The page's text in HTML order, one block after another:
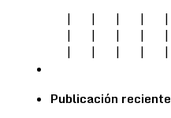
| | | | |
|
| | | |
|
| | | |
Publicación reciente